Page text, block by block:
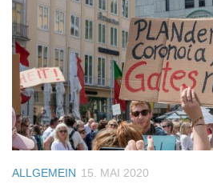
ALLGEMEIN 15. MAI 2020